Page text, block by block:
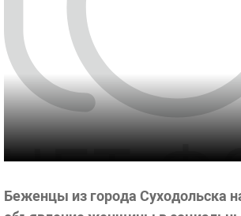
Беженцы из города Суходольска